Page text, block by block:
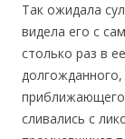
Так ожидала
видела его с
столько раз в
сливались с